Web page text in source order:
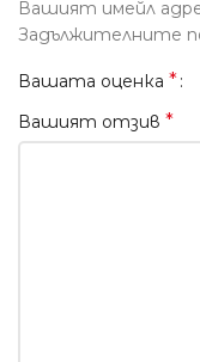
Вашият имейл
Задължителните
Вашата оценка *
Вашият отзив *